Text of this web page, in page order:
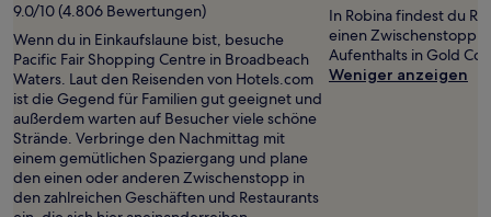
9.0/10 (4.806 Bewertungen)
Wenn du in Einkaufslaune bist, besuche
Pacific Fair Shopping Centre in Broadbeach
Waters. Laut den Reisenden von Hotels.com
ist die Gegend für Familien gut geeignet und
außerdem warten auf Besucher viele schöne
Strände. Verbringe den Nachmittag mit
einem gemütlichen Spaziergang und plane
den einen oder anderen Zwischenstopp in
den zahlreichen Geschäften und Restaurants
In Robina findest du
einen Zwischenstopp
Aufenthalts in Gold
Weniger anzeigen